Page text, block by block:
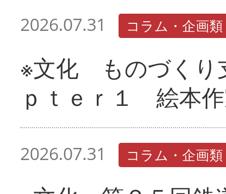
2026.07.31 コラム・企画類
※文化 ものづくり
ｐｔｅｒ１ 絵本
2026.07.31 コラム・企画類